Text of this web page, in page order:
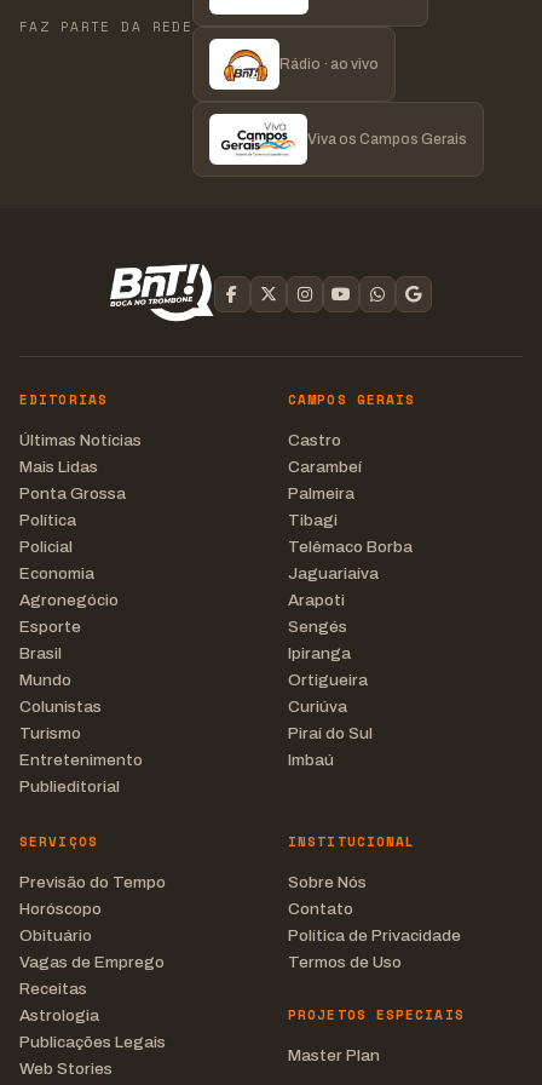
FAZ PARTE DA REDE
Rádio · ao vivo
Viva os Campos Gerais
EDITORIAS
Últimas Notícias
Mais Lidas
Ponta Grossa
Política
Policial
Economia
Agronegócio
Esporte
Brasil
Mundo
Colunistas
Turismo
Entretenimento
Publieditorial
CAMPOS GERAIS
Castro
Carambeí
Palmeira
Tibagi
Telêmaco Borba
Jaguariaíva
Arapoti
Sengés
Ipiranga
Ortigueira
Curiúva
Piraí do Sul
Imbaú
SERVIÇOS
Previsão do Tempo
Horóscopo
Obituário
Vagas de Emprego
Receitas
Astrologia
Publicações Legais
Web Stories
INSTITUCIONAL
Sobre Nós
Contato
Política de Privacidade
Termos de Uso
PROJETOS ESPECIAIS
Master Plan